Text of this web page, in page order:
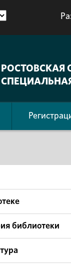
РОСТОВСКАЯ
библиотеки